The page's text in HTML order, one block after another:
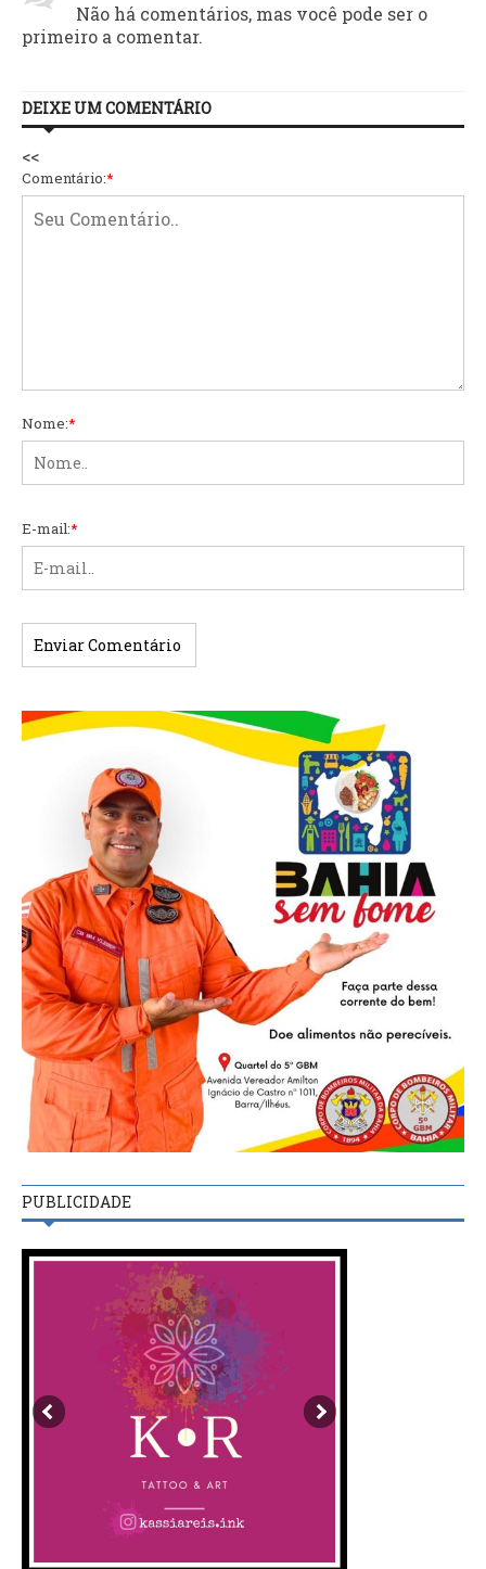
Não há comentários, mas você pode ser o
primeiro a comentar.
DEIXE UM COMENTÁRIO
<<
Comentário:*
Nome:*
E-mail:*
PUBLICIDADE